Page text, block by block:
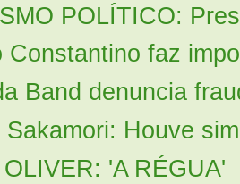
POLÍTICO:
Constantino faz
Band denuncia
Sakamori: Houve
'A RÉGUA'